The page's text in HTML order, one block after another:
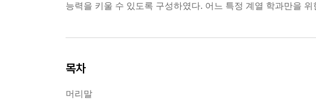
능력을 키울 수 있도록 구성하였다. 어느 특정 계열 학과만을
목차
머리말